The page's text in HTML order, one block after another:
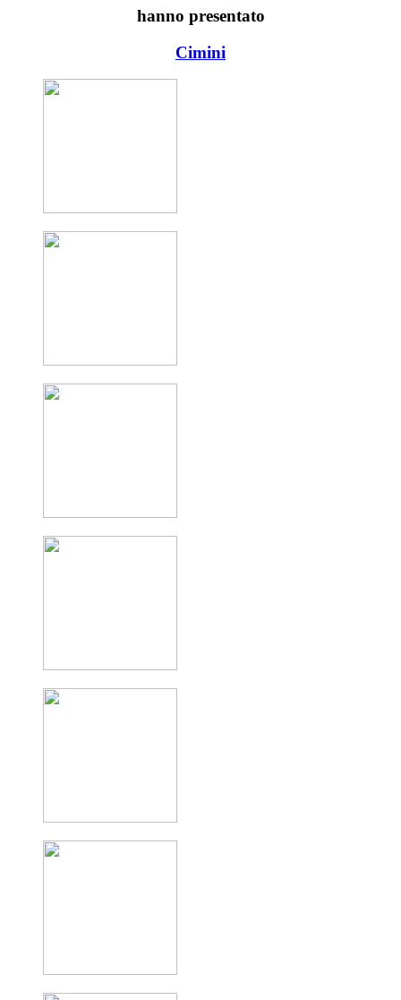
hanno presentato
Cimini